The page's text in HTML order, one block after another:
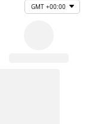
GMT +00:00